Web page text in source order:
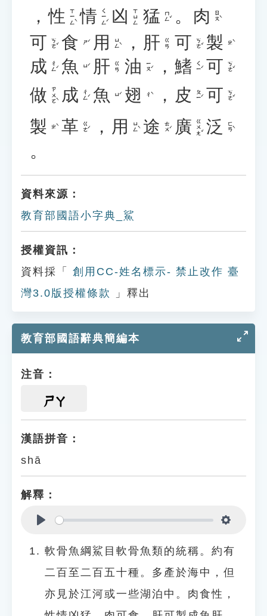
，性 ㄒㄧㄥˋ 情 ㄑㄧㄥˊ 凶 ㄒㄩㄥ 猛 ㄇㄥˇ 。 肉 ㄖㄡˋ
可 ㄎㄜˇ 食 ㄕˊ 用 ㄩㄥˋ ， 肝 ㄍㄢ 可 ㄎㄜˇ 製 ㄓˋ
成 ㄔㄥˊ 魚 ㄩˊ 肝 ㄍㄢ 油 ㄧㄡˊ ， 鰭 ㄑㄧˊ 可 ㄎㄜˇ
做 ㄗㄨㄛˋ 成 ㄔㄥˊ 魚 ㄩˊ 翅 ㄔˋ ， 皮 ㄆㄧˊ 可 ㄎㄜˇ
製 ㄓˋ 革 ㄍㄜˊ ， 用 ㄩㄥˋ 途 ㄊㄨˊ 廣 ㄍㄨㄤˇ 泛 ㄈㄢˋ
。
資料來源：
教育部國語小字典_鯊
授權資訊：
資料採「
創用CC-姓名標示- 禁止改作 臺
灣3.0版授權條款
」釋出
教育部國語辭典簡編本
注音：
ㄕㄚ
漢語拼音：
shā
解釋：
軟骨魚綱鯊目軟骨魚類的統稱。約有
二百至二百五十種。多產於海中，但
亦見於江河或一些湖泊中。肉食性，